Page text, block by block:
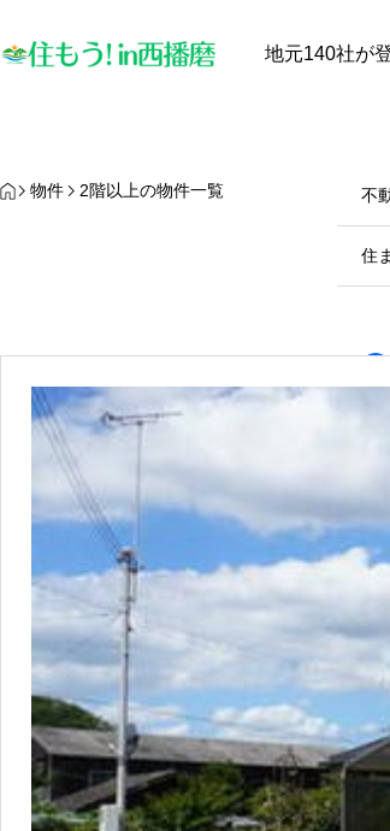
不
住
地元140社が
陽光発電と蓄電池は
気代を安くするのか
HOME
物件 2階以上の物件一覧